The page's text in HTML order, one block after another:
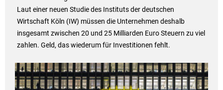
Laut einer neuen Studie des Instituts der deutschen
Wirtschaft Köln (IW) müssen die Unternehmen deshalb
insgesamt zwischen 20 und 25 Milliarden Euro Steuern zu viel
zahlen. Geld, das wiederum für Investitionen fehlt.